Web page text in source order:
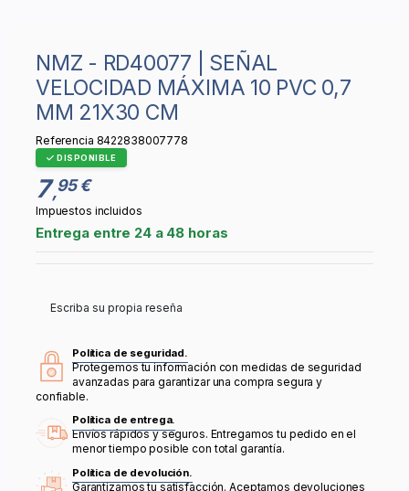
NMZ - RD40077 | SEÑAL
VELOCIDAD MÁXIMA 10 PVC 0,7
MM 21X30 CM
Referencia 8422838007778
DISPONIBLE
7,95 €
Impuestos incluidos
Entrega entre 24 a 48 horas
Escriba su propia reseña
Política de seguridad.
Protegemos tu información con medidas de seguridad
avanzadas para garantizar una compra segura y
confiable.
Política de entrega.
Envíos rápidos y seguros. Entregamos tu pedido en el
menor tiempo posible con total garantía.
Política de devolución.
Garantizamos tu satisfacción. Aceptamos devoluciones